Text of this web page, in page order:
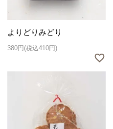
よりどりみどり
380円(税込410円)